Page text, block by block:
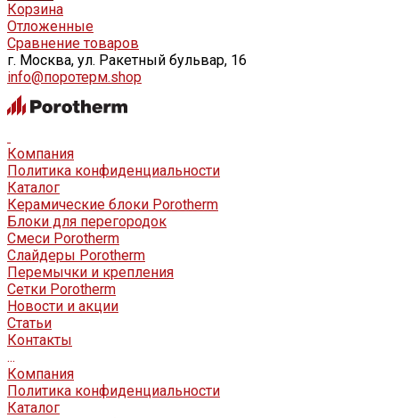
Корзина
Отложенные
Сравнение товаров
г. Москва, ул. Ракетный бульвар, 16
info@поротерм.shop
Компания
Политика конфиденциальности
Каталог
Керамические блоки Porotherm
Блоки для перегородок
Смеси Porotherm
Слайдеры Porotherm
Перемычки и крепления
Сетки Porotherm
Новости и акции
Статьи
Контакты
...
Компания
Политика конфиденциальности
Каталог